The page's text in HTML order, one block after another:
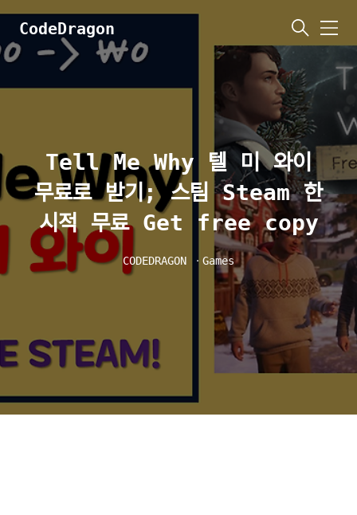
CodeDragon
메
뉴
Tell Me Why 텔 미 와이
무료로 받기; 스팀 Steam 한
시적 무료 Get free copy
CODEDRAGON ㆍ Games